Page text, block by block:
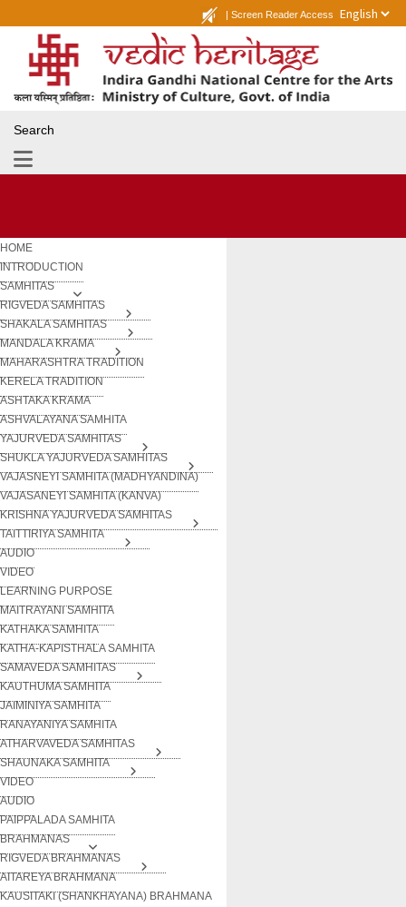
| Screen Reader Access
Search
HOME
INTRODUCTION
SAMHITAS
RIGVEDA SAMHITAS
SHAKALA SAMHITAS
MANDALA KRAMA
MAHARASHTRA TRADITION
KERELA TRADITION
ASHTAKA KRAMA
ASHVALAYANA SAMHITA
YAJURVEDA SAMHITAS
SHUKLA YAJURVEDA SAMHITAS
VAJASNEYI SAMHITA (MADHYANDINA)
VAJASANEYI SAMHITA (KANVA)
KRISHNA YAJURVEDA SAMHITAS
TAITTIRIYA SAMHITA
AUDIO
VIDEO
LEARNING PURPOSE
MAITRAYANI SAMHITA
KATHAKA SAMHITA
KATHA-KAPISTHALA SAMHITA
SAMAVEDA SAMHITAS
KAUTHUMA SAMHITA
JAIMINIYA SAMHITA
RANAYANIYA SAMHITA
ATHARVAVEDA SAMHITAS
SHAUNAKA SAMHITA
VIDEO
AUDIO
PAIPPALADA SAMHITA
BRAHMANAS
RIGVEDA BRAHMANAS
AITAREYA BRAHMANA
KAUSITAKI (SHANKHAYANA) BRAHMANA